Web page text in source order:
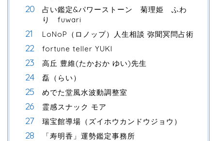
占い鑑定&パワーストーン 菊理姫 ふわ
り fuwari
LoNoP（ロノップ）人生相談 弥聞冥問占術
fortune teller YUKI
高丘 豊維(たかおか ゆい)先生
磊（らい）
めでた堂風水波動調整室
霊感スナック モア
瑞宝館導場（ズイホウカンドウジョウ）
「寿明香」運勢鑑定事務所